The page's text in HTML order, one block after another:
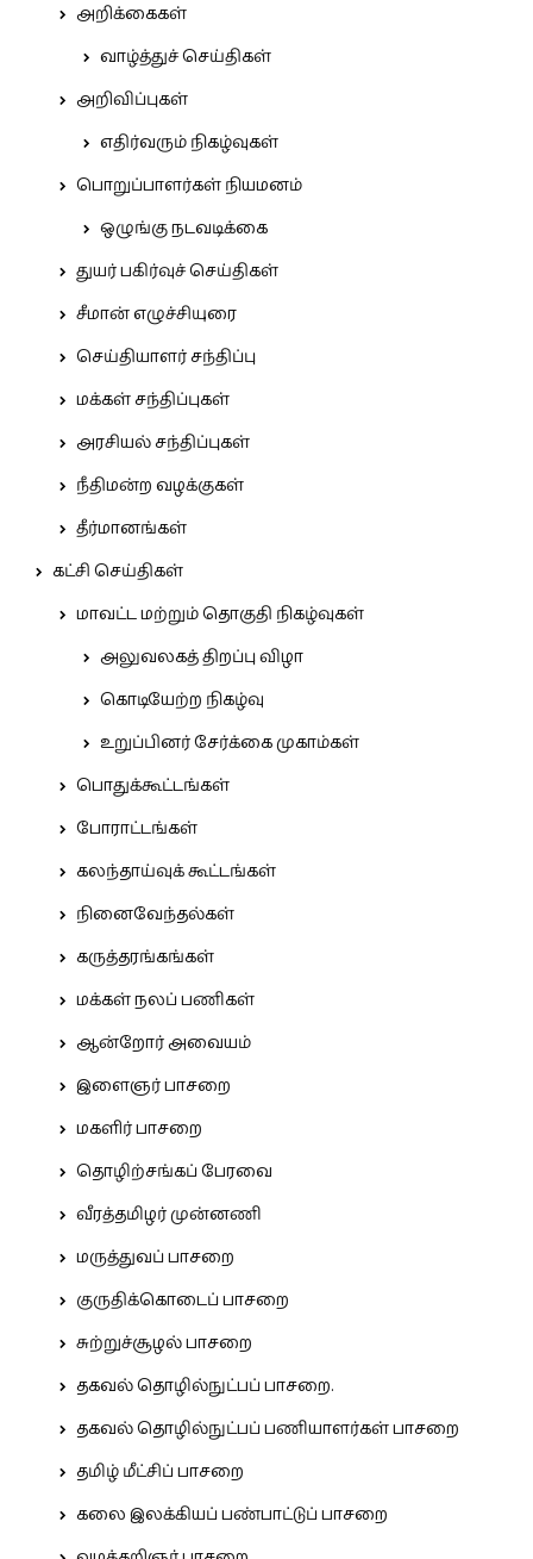
அறிக்கைகள்
வாழ்த்துச் செய்திகள்
அறிவிப்புகள்
எதிர்வரும் நிகழ்வுகள்
பொறுப்பாளர்கள் நியமனம்
ஒழுங்கு நடவடிக்கை
துயர் பகிர்வுச் செய்திகள்
சீமான் எழுச்சியுரை
செய்தியாளர் சந்திப்பு
மக்கள் சந்திப்புகள்
அரசியல் சந்திப்புகள்
நீதிமன்ற வழக்குகள்
தீர்மானங்கள்
கட்சி செய்திகள்
மாவட்ட மற்றும் தொகுதி நிகழ்வுகள்
அலுவலகத் திறப்பு விழா
கொடியேற்ற நிகழ்வு
உறுப்பினர் சேர்க்கை முகாம்கள்
பொதுக்கூட்டங்கள்
போராட்டங்கள்
கலந்தாய்வுக் கூட்டங்கள்
நினைவேந்தல்கள்
கருத்தரங்கங்கள்
மக்கள் நலப் பணிகள்
ஆன்றோர் அவையம்
இளைஞர் பாசறை
மகளிர் பாசறை
தொழிற்சங்கப் பேரவை
வீரத்தமிழர் முன்னணி
மருத்துவப் பாசறை
குருதிக்கொடைப் பாசறை
சுற்றுச்சூழல் பாசறை
தகவல் தொழில்நுட்பப் பாசறை.
தகவல் தொழில்நுட்பப் பணியாளர்கள் பாசறை
தமிழ் மீட்சிப் பாசறை
கலை இலக்கியப் பண்பாட்டுப் பாசறை